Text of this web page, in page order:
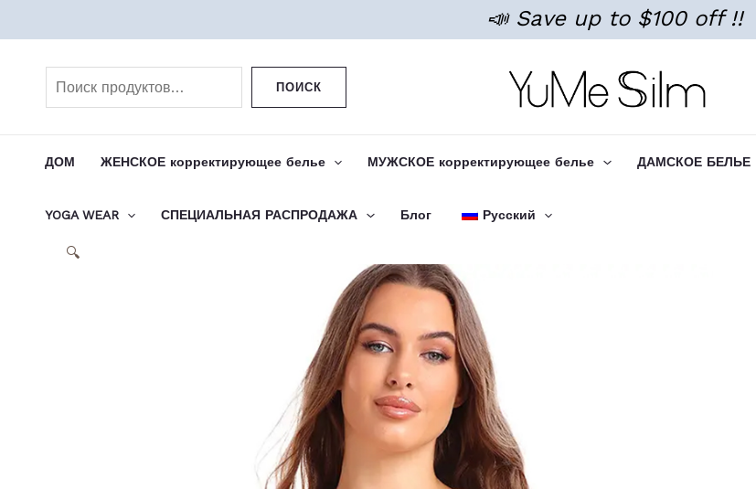
📣 Save up to $100 off !!
ПОИСК
ДОМ ЖЕНСКОЕ корректирующее белье МУЖСКОЕ корректирующее белье ДАМСКОЕ БЕЛЬЕ
YOGA WEAR СПЕЦИАЛЬНАЯ РАСПРОДАЖА Блог Русский
🔍